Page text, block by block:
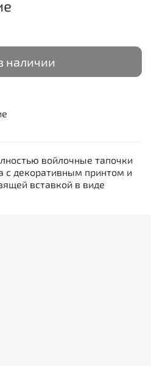
наличии
войлочные тапочки
с декоративным принтом и
вставкой в виде